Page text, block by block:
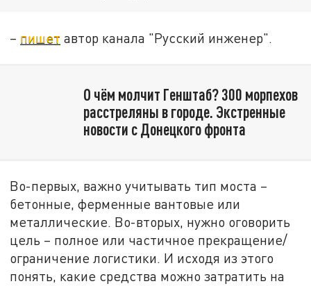
– пишет автор канала "Русский инженер".
О чём молчит Генштаб? 300 морпехов
расстреляны в городе. Экстренные
новости с Донецкого фронта
Во-первых, важно учитывать тип моста –
бетонные, ферменные вантовые или
металлические. Во-вторых, нужно оговорить
цель – полное или частичное прекращение/
ограничение логистики. И исходя из этого
понять, какие средства можно затратить на